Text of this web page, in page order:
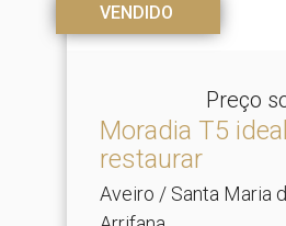
VENDIDO
Preço
Moradia T5
restaurar
Aveiro / Santa Maria